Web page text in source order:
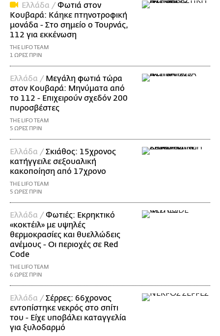
Ελλάδα /Φωτιά στον
Κουβαρά: Κάηκε πτηνοτροφική
μονάδα - Στο σημείο ο Τουρνάς,
112 για εκκένωση
THE LIFO TEAM
1 ΩΡΕΣ ΠΡΙΝ
Ελλάδα / Μεγάλη φωτιά τώρα
στον Κουβαρά: Μηνύματα από
το 112 - Επιχειρούν σχεδόν 200
πυροσβέστες
THE LIFO TEAM
5 ΩΡΕΣ ΠΡΙΝ
Ελλάδα /Σκιάθος: 15χρονος
κατήγγειλε σεξουαλική
κακοποίηση από 17χρονο
THE LIFO TEAM
5 ΩΡΕΣ ΠΡΙΝ
Ελλάδα /Φωτιές: Εκρηκτικό
«κοκτέιλ» με υψηλές
θερμοκρασίες και θυελλώδεις
ανέμους - Οι περιοχές σε Red
Code
THE LIFO TEAM
6 ΩΡΕΣ ΠΡΙΝ
Ελλάδα /Σέρρες: 66χρονος
εντοπίστηκε νεκρός στο σπίτι
του - Είχε υποβάλει καταγγελία
για ξυλοδαρμό